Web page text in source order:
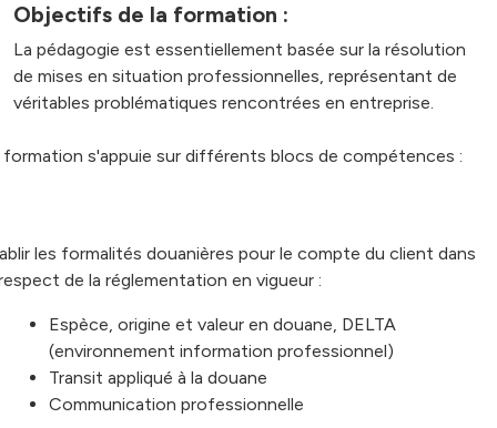
Objectifs de la formation :
La pédagogie est essentiellement basée sur la résolution
de mises en situation professionnelles, représentant de
véritables problématiques rencontrées en entreprise.
formation s'appuie sur différents blocs de compétences :
les formalités douanières pour le compte du client dans
de la réglementation en vigueur :
Espèce, origine et valeur en douane, DELTA
(environnement information professionnel)
Transit appliqué à la douane
Communication professionnelle